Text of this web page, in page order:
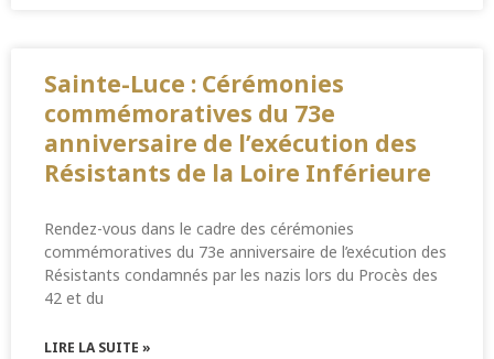
Sainte-Luce : Cérémonies
commémoratives du 73e
anniversaire de l’exécution des
Résistants de la Loire Inférieure
Rendez-vous dans le cadre des cérémonies
commémoratives du 73e anniversaire de l’exécution des
Résistants condamnés par les nazis lors du Procès des
42 et du
LIRE LA SUITE »